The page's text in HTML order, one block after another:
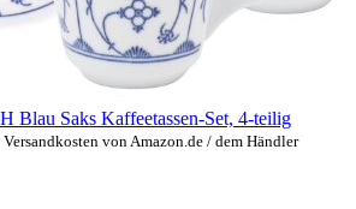
Blau Saks Kaffeetassen-Set, 4-teilig
von Amazon.de / dem Händler